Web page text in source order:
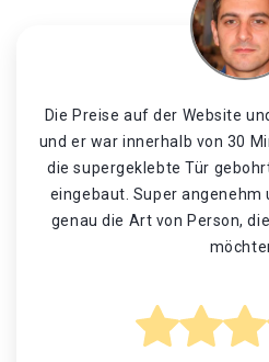
Die Preise auf der Website
und er war innerhalb von 30
die supergeklebte Tür
eingebaut. Super angenehm
genau die Art von Person,